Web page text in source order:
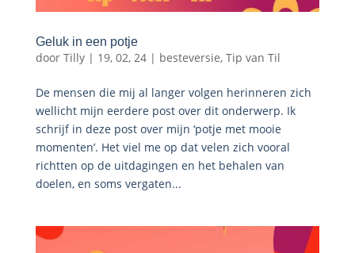
Geluk in een potje
door Tilly| 19, 02, 24| besteversie, Tip van Til
De mensen die mij al langer volgen herinneren zich
wellicht mijn eerdere post over dit onderwerp. Ik
schrijf in deze post over mijn ‘potje met mooie
momenten’. Het viel me op dat velen zich vooral
richtten op de uitdagingen en het behalen van
doelen, en soms vergaten...